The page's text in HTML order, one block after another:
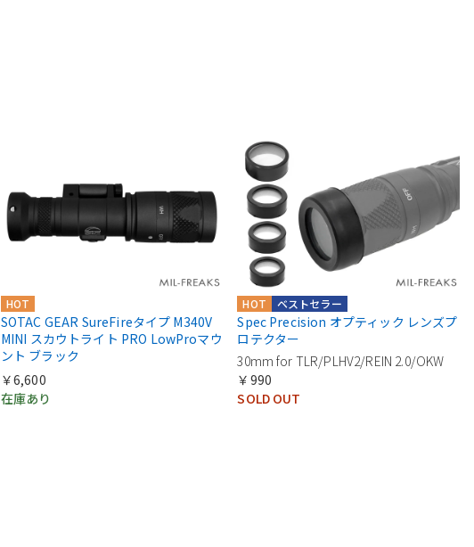
HOT
SOTAC GEAR SureFireタイプ M340V
MINI スカウトライト PRO LowProマウ
ント ブラック
￥6,600
在庫あり
ベストセラー
HOT
Spec Precision オプティック レンズプ
ロテクター
30mm for TLR/PLHV2/REIN 2.0/OKW
￥990
SOLD OUT